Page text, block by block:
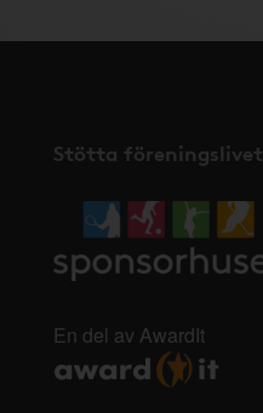
Stötta föreningslivet
En del av AwardIt